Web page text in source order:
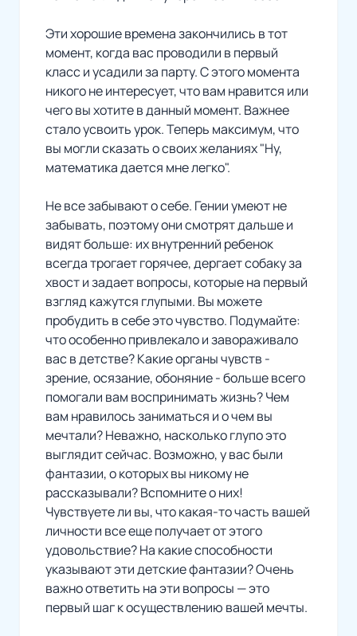
Эти хорошие времена закончились в тот
момент, когда вас проводили в первый
класс и усадили за парту. С этого момента
никого не интересует, что вам нравится или
чего вы хотите в данный момент. Важнее
стало усвоить урок. Теперь максимум, что
вы могли сказать о своих желаниях "Ну,
математика дается мне легко".
Не все забывают о себе. Гении умеют не
забывать, поэтому они смотрят дальше и
видят больше: их внутренний ребенок
всегда трогает горячее, дергает собаку за
хвост и задает вопросы, которые на первый
взгляд кажутся глупыми. Вы можете
пробудить в себе это чувство. Подумайте:
что особенно привлекало и завораживало
вас в детстве? Какие органы чувств -
зрение, осязание, обоняние - больше всего
помогали вам воспринимать жизнь? Чем
вам нравилось заниматься и о чем вы
мечтали? Неважно, насколько глупо это
выглядит сейчас. Возможно, у вас были
фантазии, о которых вы никому не
рассказывали? Вспомните о них!
Чувствуете ли вы, что какая-то часть вашей
личности все еще получает от этого
удовольствие? На какие способности
указывают эти детские фантазии? Очень
важно ответить на эти вопросы — это
первый шаг к осуществлению вашей мечты.